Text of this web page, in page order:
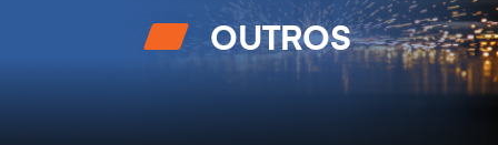
OUTROS